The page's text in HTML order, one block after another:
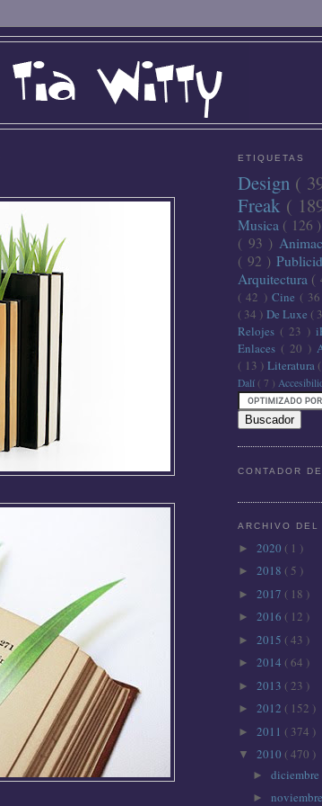
ETIQUETAS
Design (
Freak (
Musica ( 126 )
( 93 )
( 92 )
Arquitectura (
( 42 ) Cine (
( 34 ) De Luxe (
Relojes ( 23 )
Enlaces ( 20 )
( 13 ) Literatura
Dalí ( 7 )
CONTADOR
ARCHIVO DEL
► 2020 ( 1 )
► 2018 ( 5 )
► 2017 ( 18 )
► 2016 ( 12 )
► 2015 ( 43 )
► 2014 ( 64 )
► 2013 ( 23 )
► 2012 ( 152 )
► 2011 ( 374 )
▼ 2010 ( 470 )
► diciembre
► noviembre